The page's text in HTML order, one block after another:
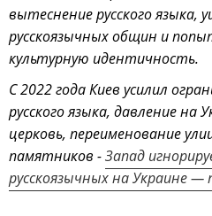
вытеснение русского языка,
русскоязычных общин и
культурную идентичность.
С 2022 года Киев усилил
русского языка, давление на
церковь, переименование
памятников -Запад
русскоязычных на Украине —